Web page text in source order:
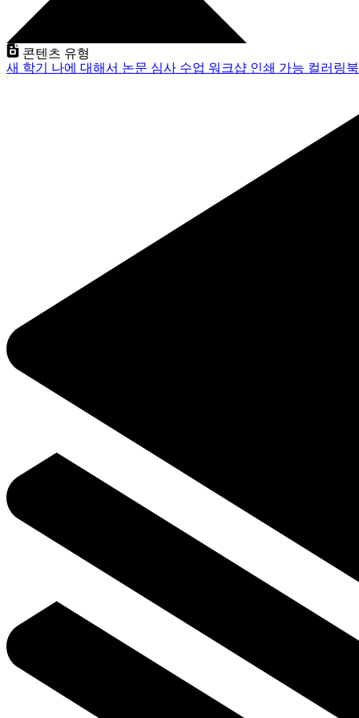
콘텐츠 유형
새 학기 나에 대해서 논문 심사 수업 워크샵 인쇄 가능 컬러링북